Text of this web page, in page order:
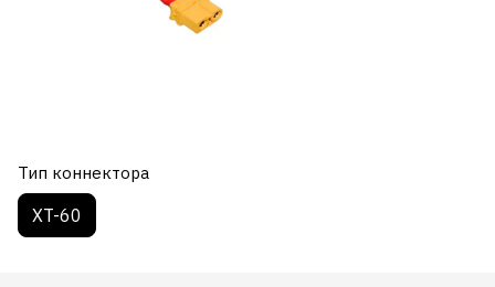
Тип коннектора
XT-60